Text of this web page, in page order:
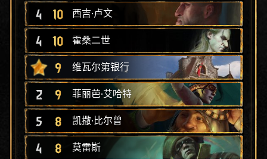
4 10 西吉·卢文
4 10 霍桑二世
9 维瓦尔第银行
2 9 菲丽芭·艾哈特
5 8 凯撒·比尔曾
4 8 莫雷斯